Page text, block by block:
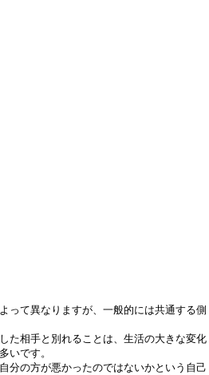
って異なりますが、一般的には共通する側
た相手と別れることは、生活の大きな変化
いです。
分の方が悪かったのではないかという自己